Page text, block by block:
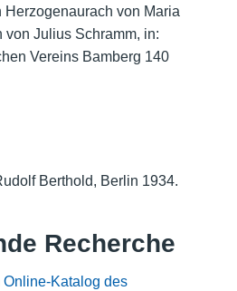
Herzogenaurach von Maria
von Julius Schramm, in:
Vereins Bamberg 140
Berthold, Berlin 1934.
Recherche
Katalog des